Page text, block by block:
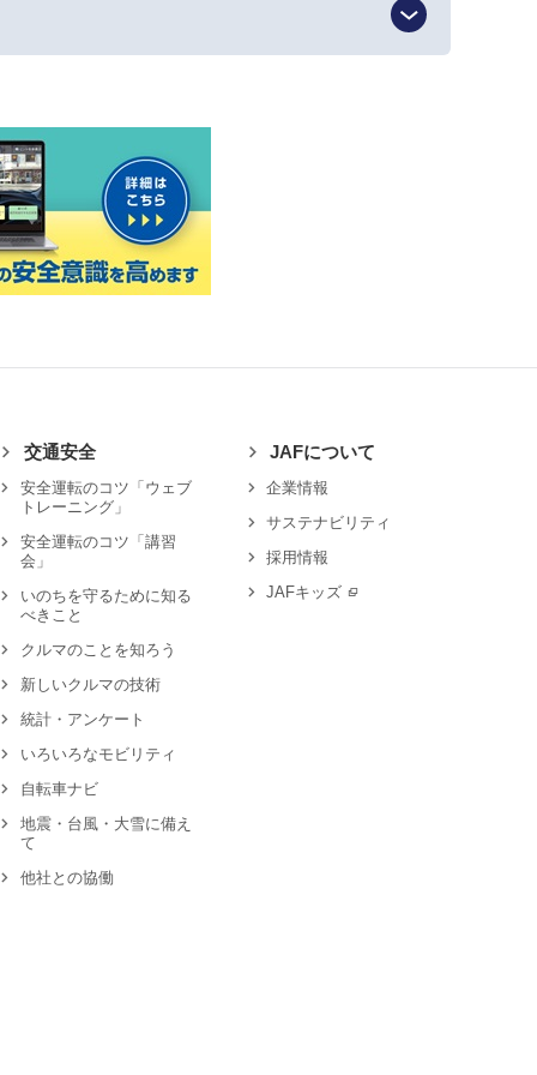
交通安全
安全運転のコツ「ウェブ
トレーニング」
安全運転のコツ「講習
会」
いのちを守るために知る
べきこと
クルマのことを知ろう
新しいクルマの技術
統計・アンケート
いろいろなモビリティ
自転車ナビ
地震・台風・大雪に備え
て
他社との協働
JAFについて
企業情報
サステナビリティ
採用情報
JAFキッズ